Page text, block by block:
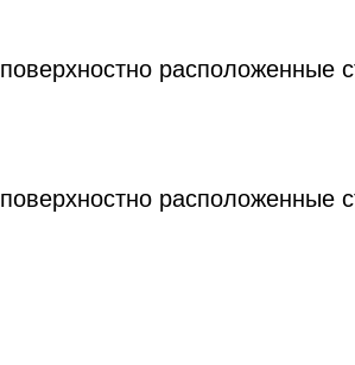
расположенные
расположенные